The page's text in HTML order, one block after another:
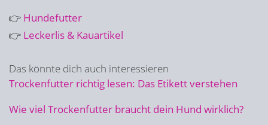
👉 Hundefutter
👉 Leckerlis & Kauartikel
Das könnte dich auch interessieren
Trockenfutter richtig lesen: Das Etikett verstehen
Wie viel Trockenfutter braucht dein Hund wirklich?